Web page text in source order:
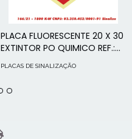
PLACA FLUORESCENTE 20 X 30
EXTINTOR PO QUIMICO REF.:
PLACAS DE SINALIZAÇÃO